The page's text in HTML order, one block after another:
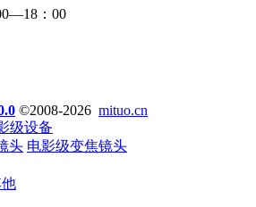
：00
©2008-2026 mituo.cn
级设备
头 电影级变焦镜头